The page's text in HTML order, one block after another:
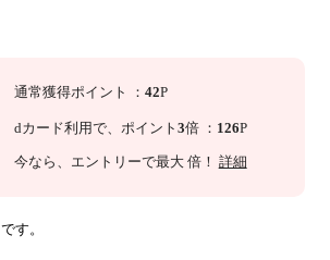
通常獲得ポイント ： 42P
dカード利用で、 ポイント 3倍 ： 126P
今なら 、エントリーで最大 倍！ 詳細
です。